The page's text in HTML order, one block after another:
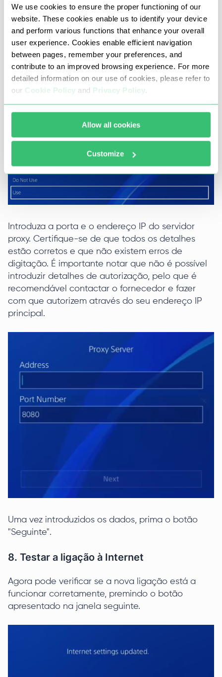
We use cookies to ensure the proper functioning of our
website. These cookies enable us to identify your device
and perform various functions that enhance your overall
user experience. Cookies enable efficient navigation
between pages, remember your preferences, and
contribute to an improved browsing experience. For more
detailed information on our use of cookies, please refer to
our Cookie Policy and Privacy Policy.
Allow all cookies
Customize
7. Introduzir os detalhes do servidor proxy
"Utilizar". Neste ponto, pode ser uma espécie de
guia sobre como encontrar um endereço de
servidor proxy na sua PS4/5.
Introduza a porta e o endereço IP do servidor
proxy. Certifique-se de que todos os detalhes
estão corretos e que não existem erros de
digitação. É importante notar que não é possível
introduzir detalhes de autorização, pelo que é
recomendável contactar o fornecedor e fazer
com que autorizem através do seu endereço IP
principal.
Uma vez introduzidos os dados, prima o botão
"Seguinte".
8. Testar a ligação à Internet
Agora pode verificar se a nova ligação está a
funcionar corretamente, premindo o botão
apresentado na janela seguinte.